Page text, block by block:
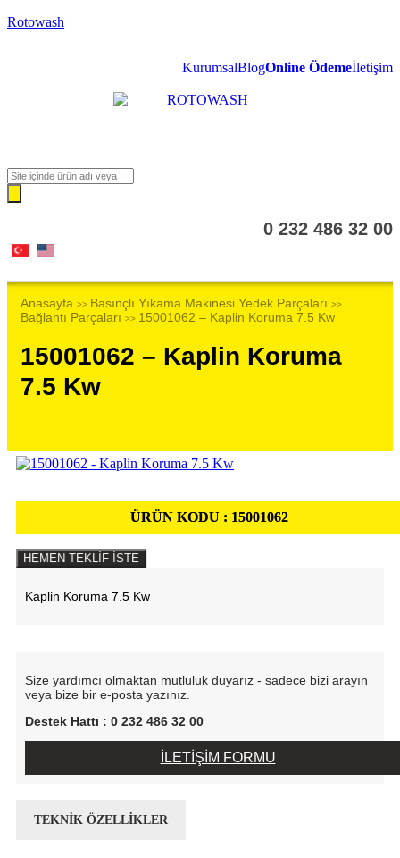
Rotowash
KurumsalBlogOnline Ödemeİletişim
0 232 486 32 00
Anasayfa >> Basınçlı Yıkama Makinesi Yedek Parçaları >>
Bağlantı Parçaları >> 15001062 – Kaplin Koruma 7.5 Kw
15001062 – Kaplin Koruma
7.5 Kw
ÜRÜN KODU : 15001062
HEMEN TEKLİF İSTE
Kaplin Koruma 7.5 Kw
Size yardımcı olmaktan mutluluk duyarız - sadece bizi arayın
veya bize bir e-posta yazınız.
Destek Hattı : 0 232 486 32 00
İLETİŞİM FORMU
TEKNİK ÖZELLİKLER